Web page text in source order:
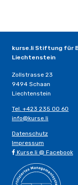
kurse.li Stiftung für
Liechtenstein
Zollstrasse 23
9494 Schaan
Liechtenstein
Tel. +423 235 00 60
info@kurse.li
Datenschutz
Impressum
Kurse.li @ Facebook